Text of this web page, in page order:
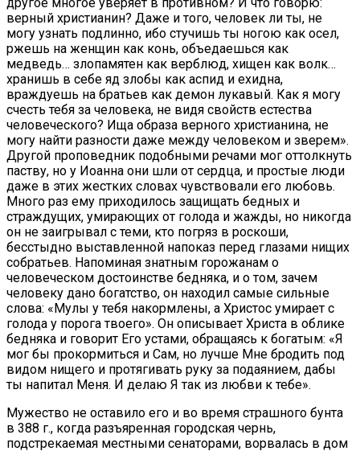
верный христианин? Даже и того, человек ли ты, не
могу узнать подлинно, ибо стучишь ты ногою как осел,
ржешь на женщин как конь, объедаешься как
медведь… злопамятен как верблюд, хищен как волк…
хранишь в себе яд злобы как аспид и ехидна,
враждуешь на братьев как демон лукавый. Как я могу
счесть тебя за человека, не видя свойств естества
человеческого? Ища образа верного христианина, не
могу найти разности даже между человеком и зверем».
Другой проповедник подобными речами мог оттолкнуть
паству, но у Иоанна они шли от сердца, и простые люди
даже в этих жестких словах чувствовали его любовь.
Много раз ему приходилось защищать бедных и
страждущих, умирающих от голода и жажды, но никогда
он не заигрывал с теми, кто погряз в роскоши,
бесстыдно выставленной напоказ перед глазами нищих
собратьев. Напоминая знатным горожанам о
человеческом достоинстве бедняка, и о том, зачем
человеку дано богатство, он находил самые сильные
слова: «Мулы у тебя накормлены, а Христос умирает с
голода у порога твоего». Он описывает Христа в облике
бедняка и говорит Его устами, обращаясь к богатым: «Я
мог бы прокормиться и Сам, но лучше Мне бродить под
видом нищего и протягивать руку за подаянием, дабы
ты напитал Меня. И делаю Я так из любви к тебе».
Мужество не оставило его и во время страшного бунта
в 388 г., когда разъяренная городская чернь,
подстрекаемая местными сенаторами, ворвалась в дом